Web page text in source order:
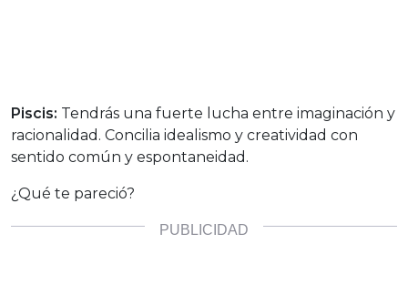
Piscis: Tendrás una fuerte lucha entre imaginación y
racionalidad. Concilia idealismo y creatividad con
sentido común y espontaneidad.
¿Qué te pareció?